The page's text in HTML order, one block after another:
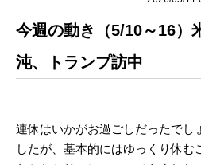
今週の動き（5/10～16）
沌、トランプ訪中
連休はいかがお過ごしだったでし
したが、基本的にはゆっくり休む